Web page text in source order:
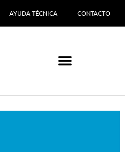
AYUDA TÉCNICA CONTACTO